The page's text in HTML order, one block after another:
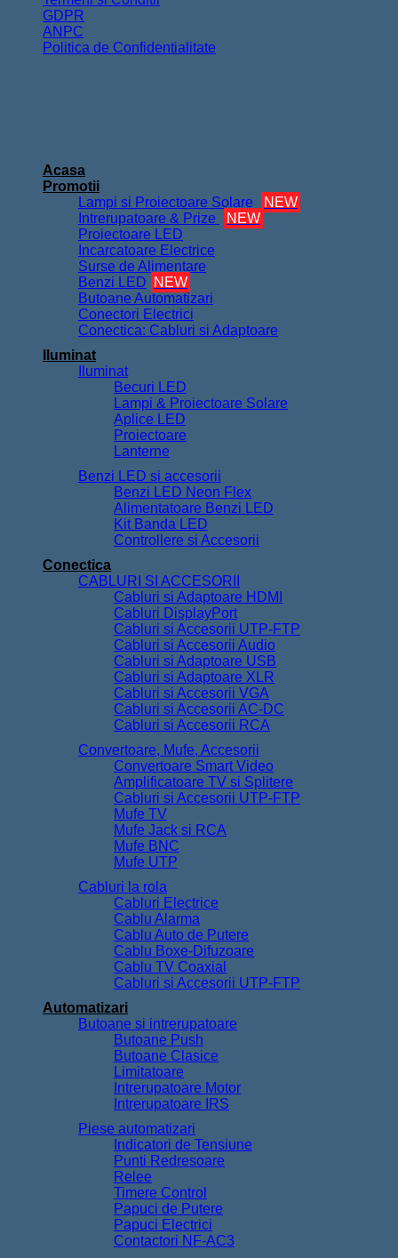
GDPR
ANPC
Politica de Confidentialitate
Acasa
Promotii
Lampi si Proiectoare Solare
NEW
Intrerupatoare & Prize
NEW
Proiectoare LED
Incarcatoare Electrice
Surse de Alimentare
Benzi LED
NEW
Butoane Automatizari
Conectori Electrici
Conectica: Cabluri si Adaptoare
Iluminat
Iluminat
Becuri LED
Lampi & Proiectoare Solare
Aplice LED
Proiectoare
Lanterne
Benzi LED si accesorii
Benzi LED Neon Flex
Alimentatoare Benzi LED
Kit Banda LED
Controllere si Accesorii
Conectica
CABLURI SI ACCESORII
Cabluri si Adaptoare HDMI
Cabluri DisplayPort
Cabluri si Accesorii UTP-FTP
Cabluri si Accesorii Audio
Cabluri si Adaptoare USB
Cabluri si Adaptoare XLR
Cabluri si Accesorii VGA
Cabluri si Accesorii AC-DC
Cabluri si Accesorii RCA
Convertoare, Mufe, Accesorii
Convertoare Smart Video
Amplificatoare TV si Splitere
Cabluri si Accesorii UTP-FTP
Mufe TV
Mufe Jack si RCA
Mufe BNC
Mufe UTP
Cabluri la rola
Cabluri Electrice
Cablu Alarma
Cablu Auto de Putere
Cablu Boxe-Difuzoare
Cablu TV Coaxial
Cabluri si Accesorii UTP-FTP
Automatizari
Butoane si intrerupatoare
Butoane Push
Butoane Clasice
Limitatoare
Intrerupatoare Motor
Intrerupatoare IRS
Piese automatizari
Indicatori de Tensiune
Punti Redresoare
Relee
Timere Control
Papuci de Putere
Papuci Electrici
Contactori NF-AC3